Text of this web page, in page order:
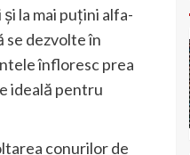
la mai puțini alfa-
se dezvolte în
înfloresc prea
ideală pentru
conurilor de